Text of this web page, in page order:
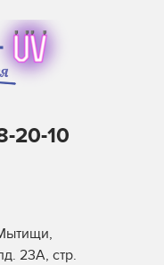
20-10
23А, стр.